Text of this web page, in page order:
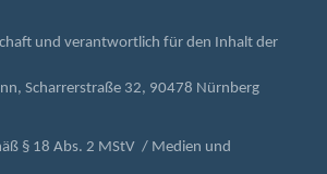
und verantwortlich für den Inhalt der
Scharrerstraße 32, 90478 Nürnberg
§ 18 Abs. 2 MStV / Medien und